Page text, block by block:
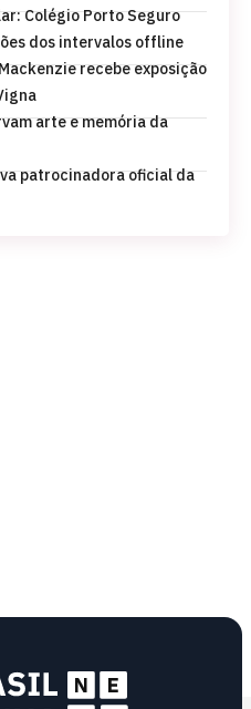
Colégio Porto Seguro
dos intervalos offline
recebe exposição
arte e memória da
patrocinadora oficial da